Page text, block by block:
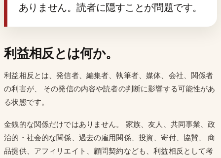
ありません。読者に隠すことが問題です。
利益相反とは何か。
利益相反とは、発信者、編集者、執筆者、媒体、会社、関係者
の利害が、 その発信の内容や読者の判断に影響する可能性があ
る状態です。
金銭的な関係だけではありません。 家族、友人、共同事業、政
治的・社会的な関係、過去の雇用関係、投資、寄付、協賛、 商
品提供、アフィリエイト、顧問契約なども、利益相反として考